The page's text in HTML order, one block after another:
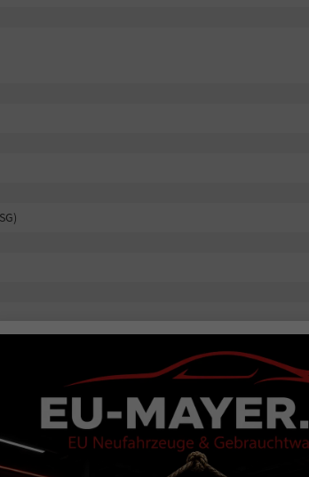
hinten